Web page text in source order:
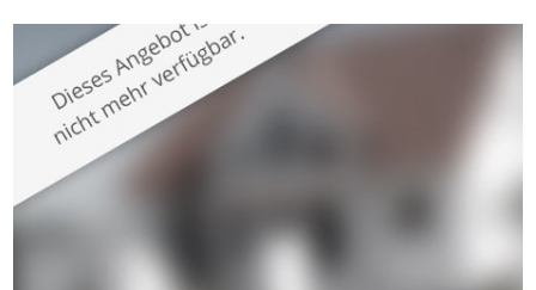
großzügige Räume und eine hochwertige Ausstattung, die
modernen Wohnkomfort mit einem stilvollen Ambiente
verbindet. Der […]